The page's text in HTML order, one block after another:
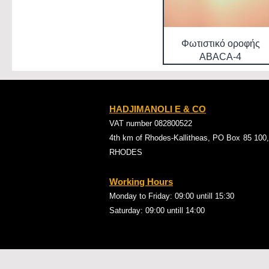
Φωτιστικό οροφής
ABACA-4
HADJIMANOLI E & CO
VAT number 082800522
4th km of Rhodes-Kallitheas, PO Box 85 100,
RHODES
Working Hours
Monday to Friday: 09:00 untill 15:30
Saturday: 09:00 untill 14:00